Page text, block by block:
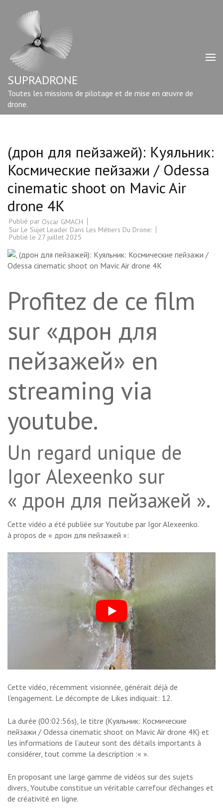
contenu
Entrée)
SUPRADRONE
Toutes les missions de pilotage et de mise en œuvre de
drone.
(дрон для пейзажей): Куяльник:
Космические пейзажи / Odessa
cinematic shoot on Mavic Air
drone 4K
Publié par Oscar GMACH
Sur Le Sujet Leader Dans Les Métiers Du Drone:
Publié le 27 juillet 2025
Profitez de ce film
sur «дрон для
пейзажей» en
streaming via
youtube.
Un regard unique de
Igor Alexeenko sur
« дрон для пейзажей ».
Cette vidéo a été publiée sur Youtube par Igor Alexeenko.
à propos de « дрон для пейзажей »:
Cette vidéo, récemment visionnée, générait déjà de
l’engagement. Le décompte de Likes indiquait: 12.
La durée (00:02:56s), le titre (Куяльник: Космические
пейзажи / Odessa cinematic shoot on Mavic Air drone 4K) et
les informations de l’auteur sont des détails importants à
considérer, tout comme la description :« ».
En proposant une large gamme de vidéos sur des sujets
divers, Youtube constitue un véritable carrefour d’échanges et
de créativité en ligne.